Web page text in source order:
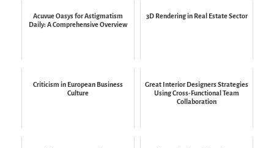
Acuvue Oasys for Astigmatism
Daily: A Comprehensive Overview
3D Rendering in Real Estate Sector
Criticism in European Business
Culture
Great Interior Designers Strategies
Using Cross-Functional Team
Collaboration